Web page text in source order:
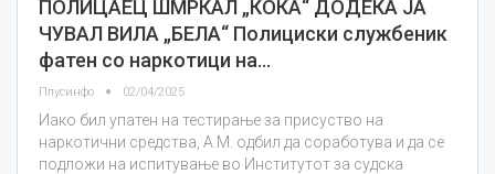
ПОЛИЦАЕЦ ШМРКАЛ „КОКА“ ДОДЕКА ЈА
ЧУВАЛ ВИЛА „БЕЛА“ Полициски службеник
фатен со наркотици на…
Плусинфо 02/04/2025
Иако бил упатен на тестирање за присуство на
наркотични средства, А.М. одбил да соработува и да се
подложи на испитување во Институтот за судска